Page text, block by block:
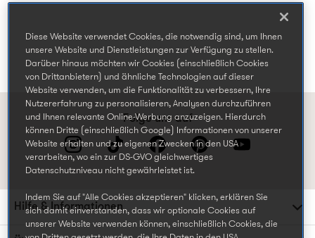
Folge uns auf
Hilfe & Informationen
Diese Website verwendet Cookies, die notwendig sind, um Ihnen
unsere Website und Dienstleistungen zur Verfügung zu stellen.
Darüber hinaus möchten wir Cookies (einschließlich Cookies
von Drittanbietern) und ähnliche Technologien auf dieser
Website verwenden, um die Funktionalität zu verbessern, Ihre
Nutzererfahrung zu personalisieren, Analysen durchzuführen
und Ihnen relevante Online-Werbung anzuzeigen. Hierdurch
können Dritte (einschließlich Google) Informationen von unserer
Website erhalten und zu eigenen Zwecken in den USA
verarbeiten, wo ein zur DS-GVO gleichwertiges
Datenschutzniveau nicht gewährleistet ist.
Indem Sie auf "Alle Cookies akzeptieren" klicken, erklären Sie
sich damit einverstanden, dass wir optionale Cookies auf
unserer Website verwenden können, einschließlich Cookies, die